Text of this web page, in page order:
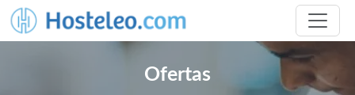
Ofertas